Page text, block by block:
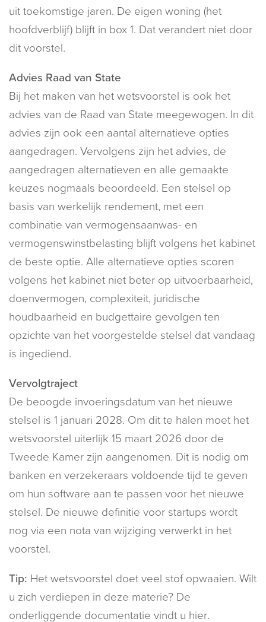
uit toekomstige jaren. De eigen woning (het
hoofdverblijf) blijft in box 1. Dat verandert niet door
dit voorstel.
Advies Raad van State
Bij het maken van het wetsvoorstel is ook het
advies van de Raad van State meegewogen. In dit
advies zijn ook een aantal alternatieve opties
aangedragen. Vervolgens zijn het advies, de
aangedragen alternatieven en alle gemaakte
keuzes nogmaals beoordeeld. Een stelsel op
basis van werkelijk rendement, met een
combinatie van vermogensaanwas- en
vermogenswinstbelasting blijft volgens het kabinet
de beste optie. Alle alternatieve opties scoren
volgens het kabinet niet beter op uitvoerbaarheid,
doenvermogen, complexiteit, juridische
houdbaarheid en budgettaire gevolgen ten
opzichte van het voorgestelde stelsel dat vandaag
is ingediend.
Vervolgtraject
De beoogde invoeringsdatum van het nieuwe
stelsel is 1 januari 2028. Om dit te halen moet het
wetsvoorstel uiterlijk 15 maart 2026 door de
Tweede Kamer zijn aangenomen. Dit is nodig om
banken en verzekeraars voldoende tijd te geven
om hun software aan te passen voor het nieuwe
stelsel. De nieuwe definitie voor startups wordt
nog via een nota van wijziging verwerkt in het
voorstel.
Tip: Het wetsvoorstel doet veel stof opwaaien. Wilt
u zich verdiepen in deze materie? De
onderliggende documentatie vindt u hier.